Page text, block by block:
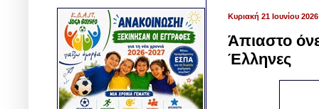
Κυριακή 21 Ιουνίου 2026
Άπιαστο
Έλληνες